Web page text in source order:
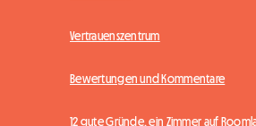
Vertrauenszentrum
Bewertungen und Kommentare
12 gute Gründe, ein Zimmer auf